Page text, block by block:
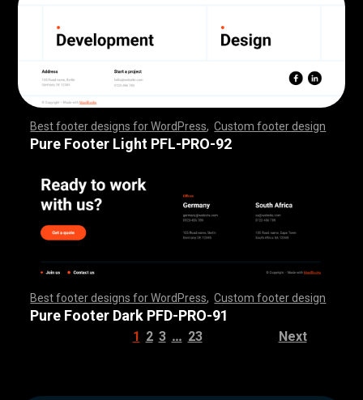
Best footer designs for WordPress ,Custom footer design
,,,,,,,,,,,,,,,,,,,,,,,,,,,,,,,,,,,,, ,,,,,,,,,,,,,,,,,,,,,,,,
,,,,,,,,,,,,,,,,,,,,,,,,,,,,,,,,,,,,, ,,,,,,,,,,,,,,,,,,,,,,,,
,,,,,,,,
Pure Footer Light PFL-PRO-92
Best footer designs for WordPress ,Custom footer design
,,,,,,,,,,,,,,,,,,,,,,,,,,,,,,,,,,,,, ,,,,,,,,,,,,,,,,,,,,,,,,
,,,,,,,,,,,,,,,,,,,,,,,,,,,,,,,,,,,,, ,,,,,,,,,,,,,,,,,,,,,,,,
,,,,,,,,
Pure Footer Dark PFD-PRO-91
1 2 3 … 23 Next